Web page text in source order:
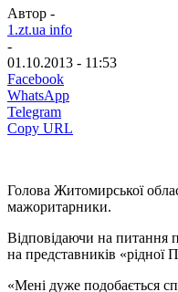
Автор -
1.zt.ua info
-
01.10.2013 - 11:53
Facebook
WhatsApp
Telegram
Copy URL
Голова Житомирської
мажоритарники.
Відповідаючи на питання
на представників «рідної
«Мені дуже подобається